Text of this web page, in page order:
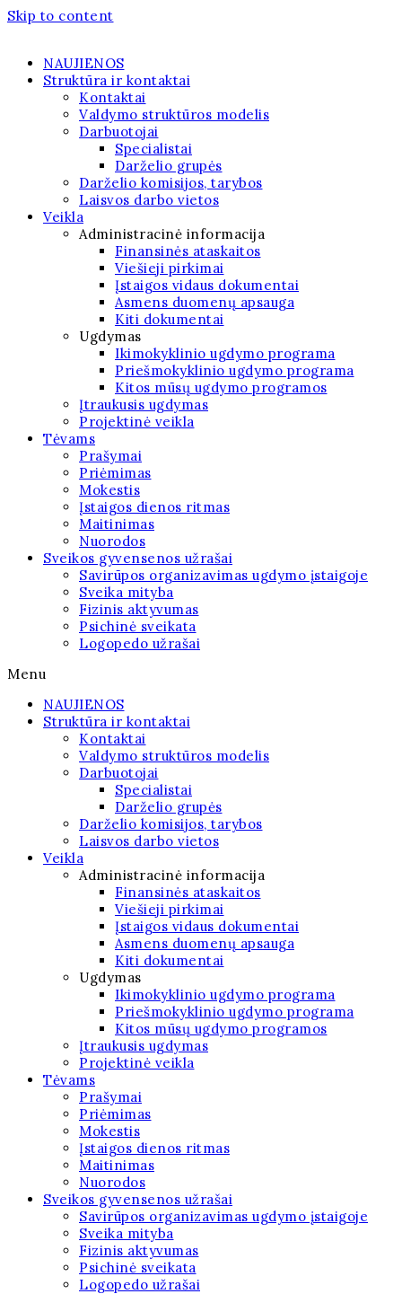
Skip to content
NAUJIENOS
Struktūra ir kontaktai
Kontaktai
Valdymo struktūros modelis
Darbuotojai
Specialistai
Darželio grupės
Darželio komisijos, tarybos
Laisvos darbo vietos
Veikla
Administracinė informacija
Finansinės ataskaitos
Viešieji pirkimai
Įstaigos vidaus dokumentai
Asmens duomenų apsauga
Kiti dokumentai
Ugdymas
Ikimokyklinio ugdymo programa
Priešmokyklinio ugdymo programa
Kitos mūsų ugdymo programos
Įtraukusis ugdymas
Projektinė veikla
Tėvams
Prašymai
Priėmimas
Mokestis
Įstaigos dienos ritmas
Maitinimas
Nuorodos
Sveikos gyvensenos užrašai
Savirūpos organizavimas ugdymo įstaigoje
Sveika mityba
Fizinis aktyvumas
Psichinė sveikata
Logopedo užrašai
Menu
NAUJIENOS
Struktūra ir kontaktai
Kontaktai
Valdymo struktūros modelis
Darbuotojai
Specialistai
Darželio grupės
Darželio komisijos, tarybos
Laisvos darbo vietos
Veikla
Administracinė informacija
Finansinės ataskaitos
Viešieji pirkimai
Įstaigos vidaus dokumentai
Asmens duomenų apsauga
Kiti dokumentai
Ugdymas
Ikimokyklinio ugdymo programa
Priešmokyklinio ugdymo programa
Kitos mūsų ugdymo programos
Įtraukusis ugdymas
Projektinė veikla
Tėvams
Prašymai
Priėmimas
Mokestis
Įstaigos dienos ritmas
Maitinimas
Nuorodos
Sveikos gyvensenos užrašai
Savirūpos organizavimas ugdymo įstaigoje
Sveika mityba
Fizinis aktyvumas
Psichinė sveikata
Logopedo užrašai